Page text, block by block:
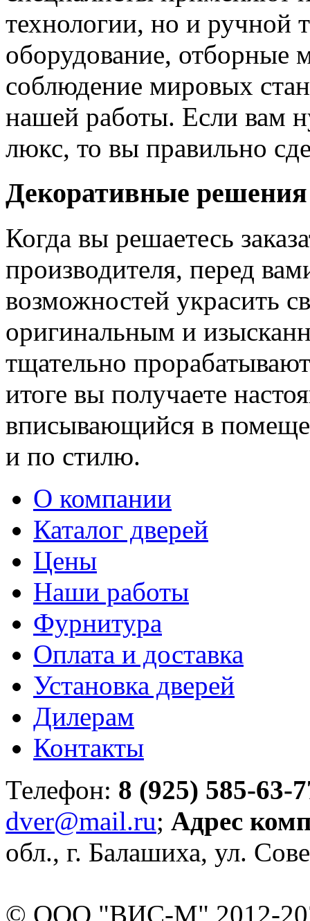
технологии, но и ручной
оборудование, отборные
соблюдение мировых
нашей работы. Если вам
люкс, то вы правильно
Декоративные решения
Когда вы решаетесь
производителя, перед
возможностей украсить
оригинальным и
тщательно
итоге вы получаете
вписывающийся в
и по стилю.
О компании
Каталог дверей
Цены
Наши работы
Фурнитура
Оплата и доставка
Установка дверей
Дилерам
Контакты
Телефон: 8 (925) 585-63-
dver@mail.ru; Адрес
обл., г. Балашиха, ул.
© ООО "ВИС-М" 2012-